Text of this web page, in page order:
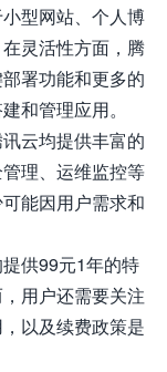
小型网站、个人博
灵活性方面，腾
署功能和更多的
和管理应用。
讯云均提供丰富的
理、运维监控等
能因用户需求和
供99元1年的特
用户还需要关注
以及续费政策是